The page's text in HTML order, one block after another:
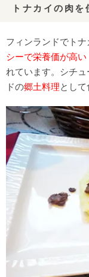
トナカイの肉
フィンランドでトナ
シーで栄養価が高い
れています。シチ
ドの郷土料理として